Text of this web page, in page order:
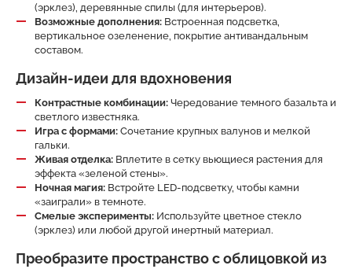
(эрклез), деревянные спилы (для интерьеров).
Возможные дополнения: Встроенная подсветка,
вертикальное озеленение, покрытие антивандальным
составом.
Дизайн-идеи для вдохновения
Контрастные комбинации: Чередование темного базальта и
светлого известняка.
Игра с формами: Сочетание крупных валунов и мелкой
гальки.
Живая отделка: Вплетите в сетку вьющиеся растения для
эффекта «зеленой стены».
Ночная магия: Встройте LED-подсветку, чтобы камни
«заиграли» в темноте.
Смелые эксперименты: Используйте цветное стекло
(эрклез) или любой другой инертный материал.
Преобразите пространство с облицовкой из